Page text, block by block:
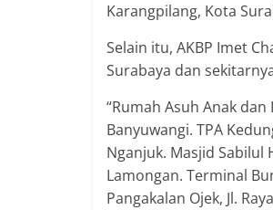
Karangpilang, Kota
Selain itu, AKBP Imet
Surabaya dan
“Rumah Asuh Anak
Banyuwangi. TPA
Nganjuk. Masjid Sabilul
Lamongan. Terminal
Pangakalan Ojek, Jl.